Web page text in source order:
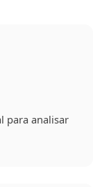
para analisar